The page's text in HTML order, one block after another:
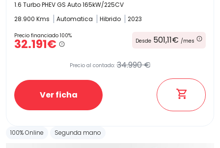
1.6 Turbo PHEV GS Auto 165kW/225CV
28.900 Kms
Automatica Hibrido 2023
Precio financiado 100%
32.191€ Desde 501,11€ /mes
Precio al contado: 34.990 €
Ver ficha
100% Online Segunda mano